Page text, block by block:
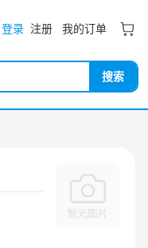
登录 注册 我的订单
搜索